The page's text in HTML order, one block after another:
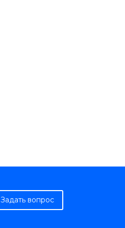
Задать вопрос